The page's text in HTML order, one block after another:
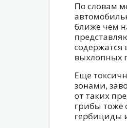
По словам
ближе чем
содержатся
выхлопных
Еще
зонами,
от таких
грибы тоже
гербициды